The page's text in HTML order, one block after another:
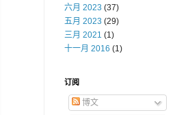
六月 2023 (37)
五月 2023 (29)
三月 2021 (1)
十一月 2016 (1)
订阅
博文